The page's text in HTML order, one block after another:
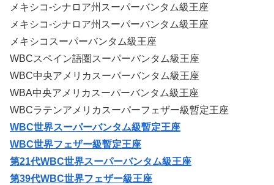
メキシコ-シナロア州スーパーバンタム級王座
メキシコ-シナロア州スーパーバンタム級王座
メキシコスーパーバンタム級王座
WBCスペイン語圏スーパーバンタム級王座
WBC中央アメリカスーパーバンタム級王座
WBA中央アメリカスーパーバンタム級王座
WBCラテンアメリカスーパーフェザー級暫定王座
WBC世界スーパーバンタム級暫定王座
WBC世界フェザー級暫定王座
第21代WBC世界スーパーバンタム級王座
第39代WBC世界フェザー級王座